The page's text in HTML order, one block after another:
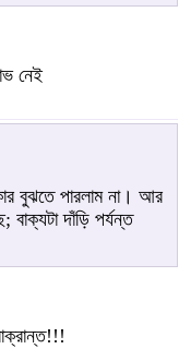
নেই
বুঝতে পারলাম না। আর
বাক্যটা দাঁড়ি পর্যন্ত